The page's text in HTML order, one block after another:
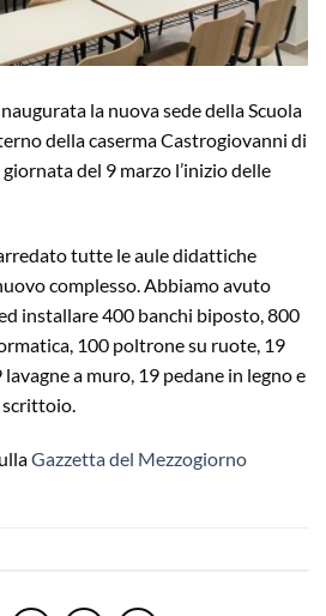
la nuova sede della Scuola
della caserma Castrogiovanni di
del 9 marzo l’inizio delle
tutte le aule didattiche
complesso. Abbiamo avuto
installare 400 banchi biposto, 800
100 poltrone su ruote, 19
a muro, 19 pedane in legno e
Gazzetta del Mezzogiorno